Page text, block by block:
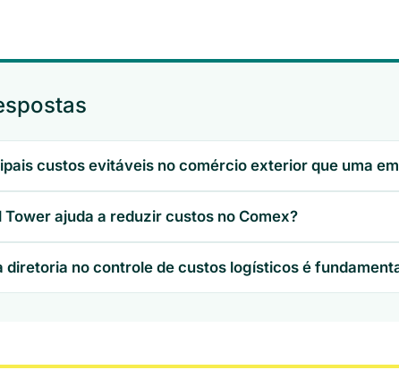
custos evitáveis no comércio exterior que uma
Tower ajuda a reduzir custos no Comex?
diretoria no controle de custos logísticos é